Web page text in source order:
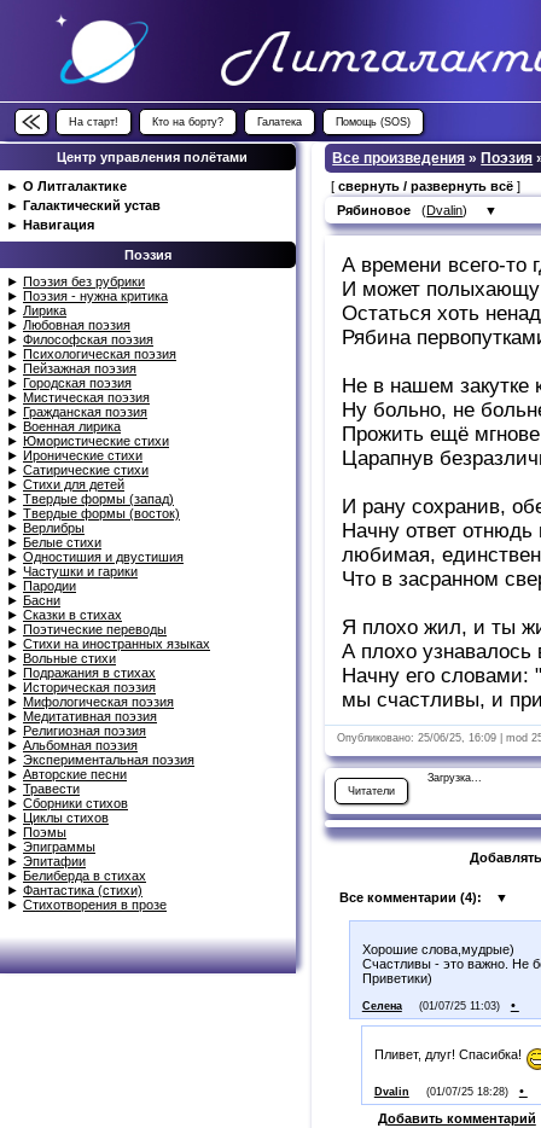
На старт! Кто на борту? Галатека Помощь (SOS)
Центр управления полётами
► О Литгалактике
► Галактический устав
► Навигация
Поэзия
► Поэзия без рубрики
► Поэзия - нужна критика
► Лирика
► Любовная поэзия
► Философская поэзия
► Психологическая поэзия
► Пейзажная поэзия
► Городская поэзия
► Мистическая поэзия
► Гражданская поэзия
► Военная лирика
► Юмористические стихи
► Иронические стихи
► Сатирические стихи
► Стихи для детей
► Твердые формы (запад)
► Твердые формы (восток)
► Верлибры
► Белые стихи
► Одностишия и двустишия
► Частушки и гарики
► Пародии
► Басни
► Сказки в стихах
► Поэтические переводы
► Стихи на иностранных языках
► Вольные стихи
► Подражания в стихах
► Историческая поэзия
► Мифологическая поэзия
► Медитативная поэзия
► Религиозная поэзия
► Альбомная поэзия
► Экспериментальная поэзия
► Авторские песни
► Травести
► Сборники стихов
►
Циклы стихов
► Поэмы
► Эпиграммы
► Эпитафии
► Белиберда в стихах
► Фантастика (стихи)
► Стихотворения в прозе
Все произведения » Поэзия
[свернуть / развернуть всё ]
Рябиновое (Dvalin) ▼
А времени всего-то
И может
Остаться хоть
Рябина
Не в нашем закутке
Ну больно, не
Прожить ещё
Царапнув
И рану сохранив,
Начну ответ отнюдь
любимая,
Что в засранном
Я плохо жил, и ты
А плохо узнавалось
Начну его словами:
мы счастливы, и
Опубликовано: 25/06/25, 16:09 | mod
Читатели
Загрузка...
Все комментарии (4): ▼
Хорошие слова,мудрые)
Счастливы - это важно. Не
Приветики)
Селена (01/07/25 11:03) •
Пливет, длуг! Спасибка!
Dvalin (01/07/25 18:28)
•
Добавить комментарий